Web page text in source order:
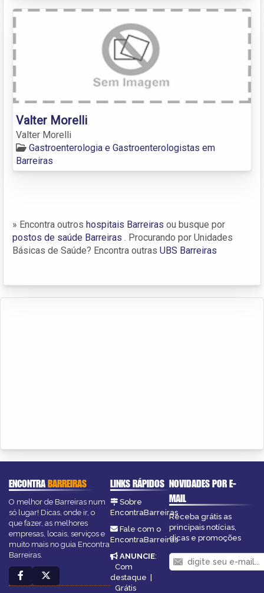
Valter Morelli
Valter Morelli
Gastroenterologia e Gastroenterologistas em
Barreiras
» Encontra outros hospitais Barreiras ou busque por
postos de saúde Barreiras . Procurando por Unidades
Básicas de Saúde? Encontra outras UBS Barreiras
ENCONTRABARREIRAS
O melhor de Barreiras num
só lugar! Dicas, onde ir, o
que fazer, as melhores
empresas, locais, serviços e
muito mais no guia Encontra
Barreiras.
LINKS RÁPIDOS
Sobre
EncontraBarreiras
Fale com o
EncontraBarreiras
ANUNCIE:
Com
destaque |
Grátis
NOVIDADES POR E-
MAIL
Receba grátis as
principais notícias,
dicas e promoções